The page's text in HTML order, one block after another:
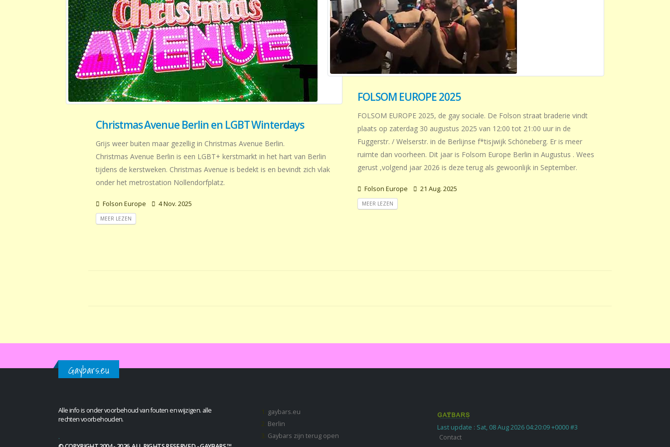
Christmas Avenue Berlin en LGBT Winterdays
Grijs weer buiten maar gezellig in Christmas Avenue Berlin.
Christmas Avenue Berlin is een LGBT+ kerstmarkt in het hart van Berlin
tijdens de kerstweken. Christmas Avenue is bedekt is en bevindt zich vlak
onder het metrostation Nollendorfplatz.
Folson Europe 4 Nov. 2025
MEER LEZEN
FOLSOM EUROPE 2025
FOLSOM EUROPE 2025, de gay sociale. De Folson straat braderie vindt
plaats op zaterdag 30 augustus 2025 van 12:00 tot 21:00 uur in de
Fuggerstr. / Welserstr. in de Berlijnse f*tisjwijk Schöneberg. Er is meer
ruimte dan voorheen. Dit jaar is Folsom Europe Berlin in Augustus . Wees
gerust ,volgend jaar 2026 is deze terug als gewoonlijk in September.
Folson Europe 21 Aug. 2025
MEER LEZEN
Gaybars.eu
Alle info is onder voorbehoud van fouten en wijzigen. alle
rechten voorbehouden.
.
gaybars.eu
Berlin
Gaybars zijn terug open
Last update : Sat, 08 Aug 2026 04:20:09 +0000 #3
Contact